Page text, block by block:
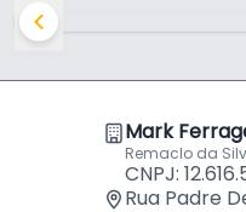
- Furação: 02 (furo)
- Comercializado:
- Forma construtiva:
Mark
Remaclo da
CNPJ:
Rua Padre